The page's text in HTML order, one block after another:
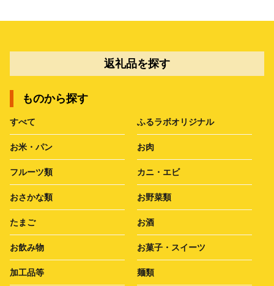
返礼品を探す
ものから探す
すべて ふるラボオリジナル
お米・パン お肉
フルーツ類 カニ・エビ
おさかな類 お野菜類
たまご お酒
お飲み物 お菓子・スイーツ
加工品等 麺類